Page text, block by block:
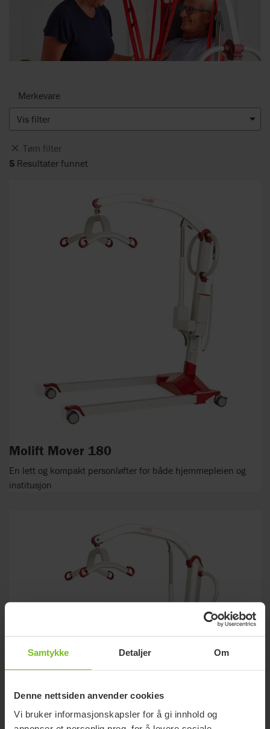
Samtykke Detaljer Om
Denne nettsiden anvender cookies
Vi bruker informasjonskapsler for å gi innhold og
Merkevare
Vis filter
Tøm filter
5 Resultater funnet
Molift Mover 180
En lett og kompakt personløfter for både hjemmepleien og
institusjon